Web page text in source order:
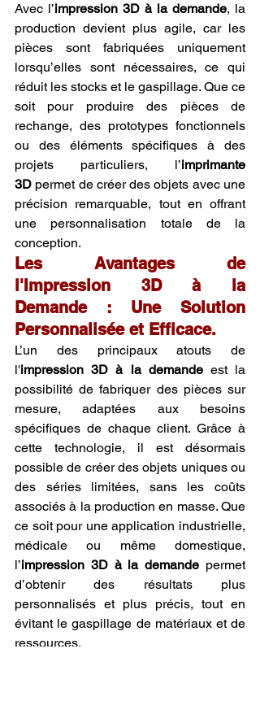
Avec l’impression 3D à la demande, la
production devient plus agile, car les
pièces sont fabriquées uniquement
lorsqu’elles sont nécessaires, ce qui
réduit les stocks et le gaspillage. Que ce
soit pour produire des pièces de
rechange, des prototypes fonctionnels
ou des éléments spécifiques à des
projets particuliers, l’imprimante
3D permet de créer des objets avec une
précision remarquable, tout en offrant
une personnalisation totale de la
conception.
Les Avantages de
l'Impression 3D à la
Demande : Une Solution
Personnalisée et Efficace.
L’un des principaux atouts de
l'impression 3D à la demande est la
possibilité de fabriquer des pièces sur
mesure, adaptées aux besoins
spécifiques de chaque client. Grâce à
cette technologie, il est désormais
possible de créer des objets uniques ou
des séries limitées, sans les coûts
associés à la production en masse. Que
ce soit pour une application industrielle,
médicale ou même domestique,
l’impression 3D à la demande permet
d’obtenir des résultats plus
personnalisés et plus précis, tout en
évitant le gaspillage de matériaux et de
ressources.